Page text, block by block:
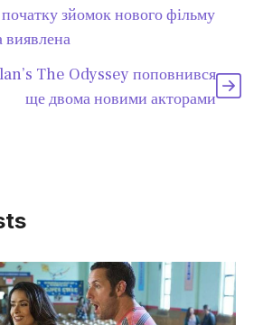
зйомок нового фільму
виявлена
The Odyssey поповнився
ще двома новими акторами